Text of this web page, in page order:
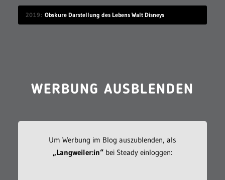
2019 Obskure Darstellung des Lebens Walt Disneys
WERBUNG AUSBLENDEN
Um Werbung im Blog auszublenden, als
„Langweiler:in“bei Steady einloggen: